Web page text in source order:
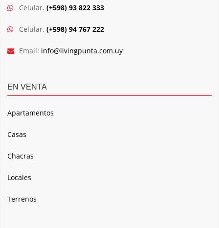
Celular. (+598) 93 822 333
Celular. (+598) 94 767 222
Email: info@livingpunta.com.uy
EN VENTA
Apartamentos
Casas
Chacras
Locales
Terrenos